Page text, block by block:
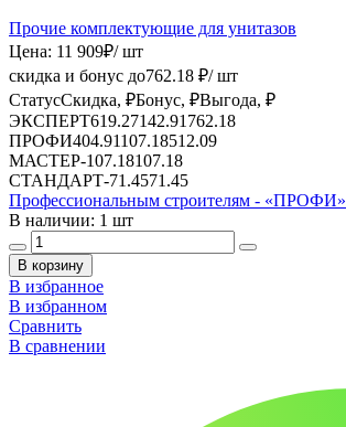
Прочие комплектующие для унитазов
Цена: 11 909₽/ шт
скидка и бонус до762.18 ₽/ шт
СтатусСкидка, ₽Бонус, ₽Выгода, ₽
ЭКСПЕРТ619.27142.91 762.18
ПРОФИ404.91107.18512.09
МАСТЕР-107.18107.18
СТАНДАРТ-71.4571.45
Профессиональным строителям - «ПРОФИ»
В наличии: 1 шт
В корзину
В избранное
В избранном
Сравнить
В сравнении